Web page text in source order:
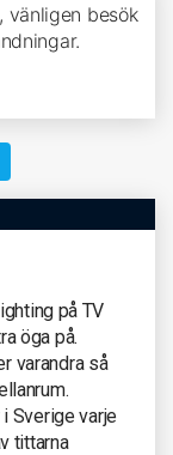
vänligen besök
på TV
öga på.
varandra så
Sverige varje
tittarna